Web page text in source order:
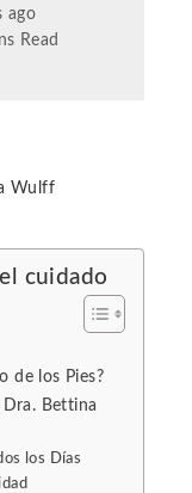
ago
Read
Wulff
cuidado
de los Pies?
Bettina
los Días